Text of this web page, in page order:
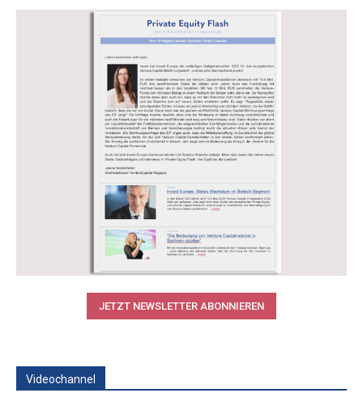
JETZT NEWSLETTER ABONNIEREN
Videochannel